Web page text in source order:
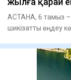
АСТАНА, 6 тамыз –
шикізатты өңдеу